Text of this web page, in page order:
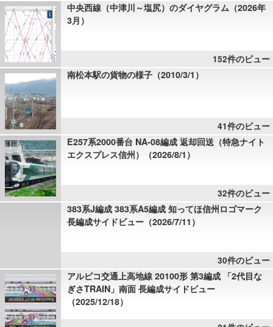
中央西線（中津川～塩尻）のダイヤグラム（2026年
3月）
152件のビュー
南松本駅の貨物の様子（2010/3/1）
41件のビュー
E257系2000番台 NA-08編成 返却回送（特急ナイト
エクスプレス信州）（2026/8/1）
32件のビュー
383系J編成 383系A5編成 知ってほ信州ロゴマーク
長編成サイドビュー（2026/7/11）
30件のビュー
アルピコ交通上高地線 20100形 第3編成 「2代目な
ぎさTRAIN」南面 長編成サイドビュー
（2025/12/18）